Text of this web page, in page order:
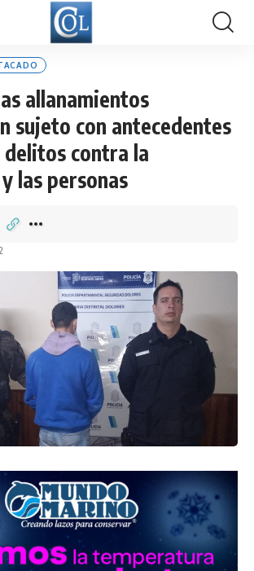
allanamientos
sujeto con antecedentes
delitos contra la
las personas